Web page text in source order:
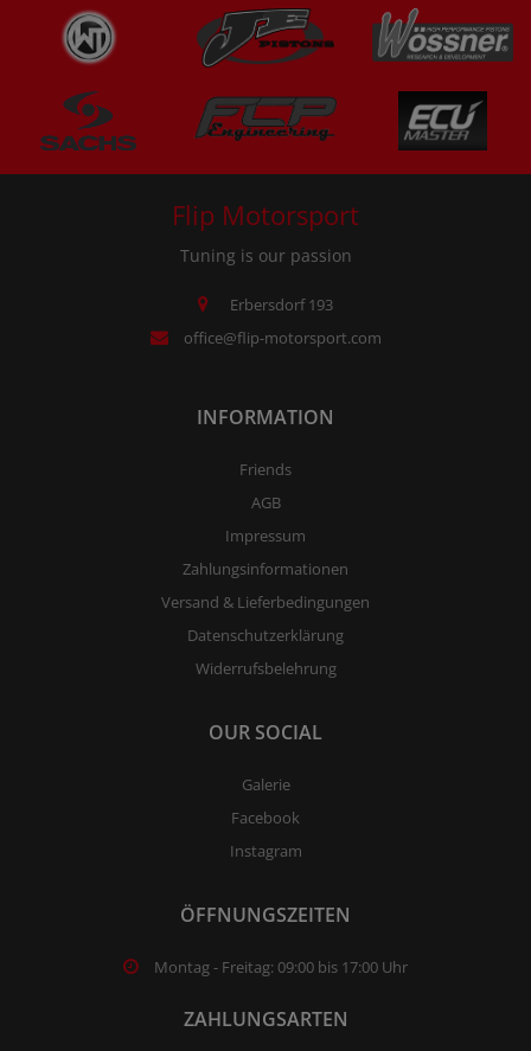
Flip Motorsport
Tuning is our passion
Erbersdorf 193
office@flip-motorsport.com
INFORMATION
Friends
AGB
Impressum
Zahlungsinformationen
Versand & Lieferbedingungen
Datenschutzerklärung
Widerrufsbelehrung
OUR SOCIAL
Galerie
Facebook
Instagram
ÖFFNUNGSZEITEN
Montag - Freitag: 09:00 bis 17:00 Uhr
ZAHLUNGSARTEN